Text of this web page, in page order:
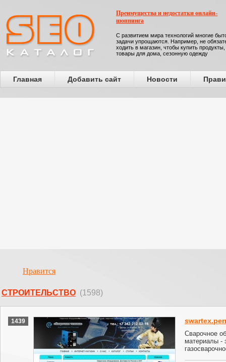
Преимущества и недостатки онлайн-
шоппинга
С развитием мира технологий многие
задачи упрощаются. Например, не
ходить в магазин, чтобы купить продукты,
товары для дома, сезонную одежду
Главная Добавить сайт Новости
Нравится
СТРОИТЕЛЬСТВО (1598)
1439
Сварочное
материалы -